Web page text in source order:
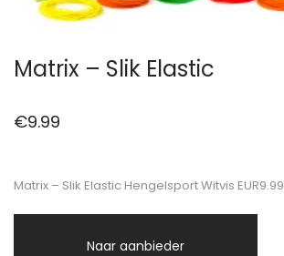
Matrix – Slik Elastic
€9.99
Matrix – Slik Elastic Hengelsport Witvis EUR9.99
Naar aanbieder